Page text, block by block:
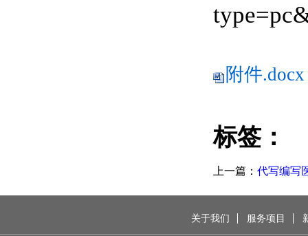
附件.docx
标签：
上一篇： 代写编写
关于我们 服务项目